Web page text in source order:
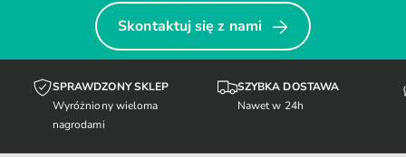
Skontaktuj się z nami
SPRAWDZONY SKLEP
Wyróżniony wieloma
nagrodami
SZYBKA DOSTAWA
Nawet w 24h